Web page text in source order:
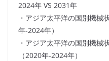
2024年 VS 2031年
・アジア太平洋の国別機械
年-2024年）
・アジア太平洋の国別機械
（2020年-2024年）